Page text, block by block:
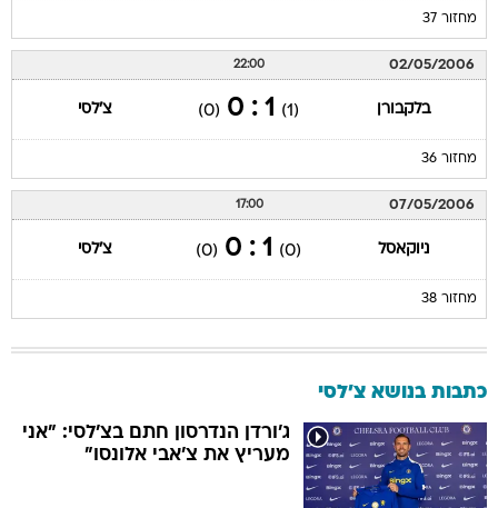
מחזור 37
02/05/2006
22:00
בלקבורן (1)
1 : 0
(0) צ'לסי
מחזור 36
07/05/2006
17:00
ניוקאסל (0)
1 : 0
(0) צ'לסי
מחזור 38
כתבות בנושא צ'לסי
ג'ורדן הנדרסון חתם בצ'לסי: "אני
מעריץ את צ'אבי אלונסו"